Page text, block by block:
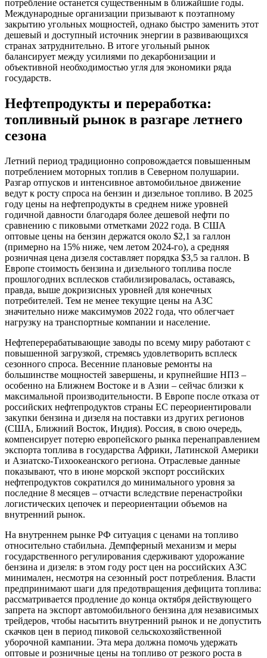
потребление останется существенным в ближайшие годы.
Международные организации призывают к поэтапному
закрытию угольных мощностей, однако быстро заменить этот
дешевый и доступный источник энергии в развивающихся
странах затруднительно. В итоге угольный рынок
балансирует между усилиями по декарбонизации и
объективной необходимостью угля для экономики ряда
государств.
Нефтепродукты и переработка:
топливный рынок в разгаре летнего
сезона
Летний период традиционно сопровождается повышенным
потреблением моторных топлив в Северном полушарии.
Разгар отпусков и интенсивное автомобильное движение
ведут к росту спроса на бензин и дизельное топливо. В 2025
году цены на нефтепродукты в среднем ниже уровней
годичной давности благодаря более дешевой нефти по
сравнению с пиковыми отметками 2022 года. В США
оптовые цены на бензин держатся около $2,1 за галлон
(примерно на 15% ниже, чем летом 2024-го), а средняя
розничная цена дизеля составляет порядка $3,5 за галлон. В
Европе стоимость бензина и дизельного топлива после
прошлогодних всплесков стабилизировалась, оставаясь,
правда, выше докризисных уровней для конечных
потребителей. Тем не менее текущие цены на АЗС
значительно ниже максимумов 2022 года, что облегчает
нагрузку на транспортные компании и население.
Нефтеперерабатывающие заводы по всему миру работают с
повышенной загрузкой, стремясь удовлетворить всплеск
сезонного спроса. Весенние плановые ремонты на
большинстве мощностей завершены, и крупнейшие НПЗ –
особенно на Ближнем Востоке и в Азии – сейчас близки к
максимальной производительности. В Европе после отказа от
российских нефтепродуктов страны ЕС переориентировали
закупки бензина и дизеля на поставки из других регионов
(США, Ближний Восток, Индия). Россия, в свою очередь,
компенсирует потерю европейского рынка перенаправлением
экспорта топлива в государства Африки, Латинской Америки
и Азиатско-Тихоокеанского региона. Отраслевые данные
показывают, что в июне морской экспорт российских
нефтепродуктов сократился до минимального уровня за
последние 8 месяцев – отчасти вследствие перенастройки
логистических цепочек и переориентации объемов на
внутренний рынок.
На внутреннем рынке РФ ситуация с ценами на топливо
относительно стабильна. Демпферный механизм и меры
государственного регулирования сдерживают удорожание
бензина и дизеля: в этом году рост цен на российских АЗС
минимален, несмотря на сезонный рост потребления. Власти
предпринимают шаги для предотвращения дефицита топлива:
рассматривается продление до конца октября действующего
запрета на экспорт автомобильного бензина для независимых
трейдеров, чтобы насытить внутренний рынок и не допустить
скачков цен в период пиковой сельскохозяйственной
уборочной кампании. Эта мера должна помочь удержать
оптовые и розничные цены на топливо от резкого роста в